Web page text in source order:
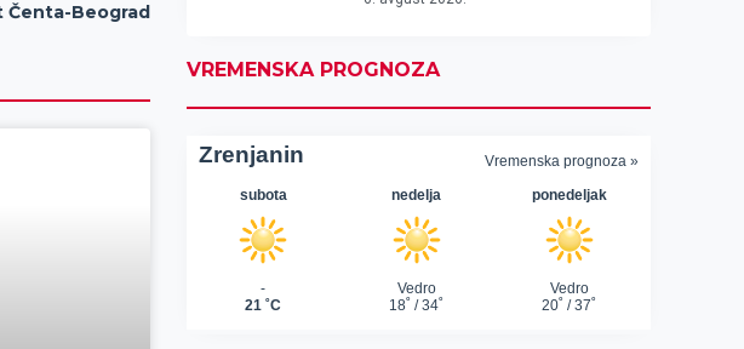
Čenta-Beograd
VREMENSKA PROGNOZA